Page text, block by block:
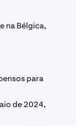
na Bélgica,
para
de 2024,